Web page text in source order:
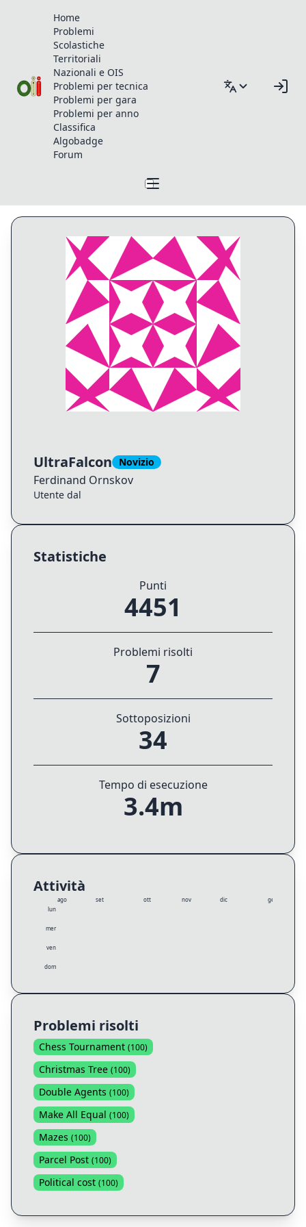
Home
Problemi
Scolastiche
Territoriali
Nazionali e OIS
Problemi per tecnica
Problemi per gara
Problemi per anno
Classifica
Algobadge
Forum
Profilo di UltraFalcon
UltraFalcon Novizio
Ferdinand Ornskov
Utente dal
Statistiche
Punti
4451
Problemi risolti
7
Sottoposizioni
34
Tempo di esecuzione
3.4m
Attività
lun
mer
ven
dom
ago set ott nov dic gen
Problemi risolti
Chess Tournament (100)
Christmas Tree (100)
Double Agents (100)
Make All Equal (100)
Mazes (100)
Parcel Post (100)
Political cost (100)